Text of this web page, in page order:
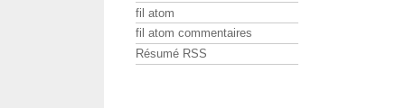
fil atom
fil atom commentaires
Résumé RSS